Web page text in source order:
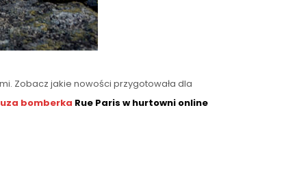
Zobacz jakie nowości przygotowała dla
bomberka Rue Paris w hurtowni online